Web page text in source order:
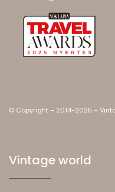
© Copyright – 2014-2025 –
Vintage world